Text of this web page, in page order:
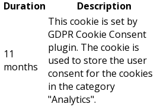
Duration Description
11
months
This cookie is set by
GDPR Cookie Consent
plugin. The cookie is
used to store the user
consent for the cookies
in the category
"Analytics".